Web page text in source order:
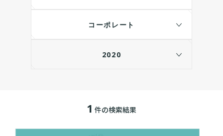
コーポレート
2020
1 件の検索結果